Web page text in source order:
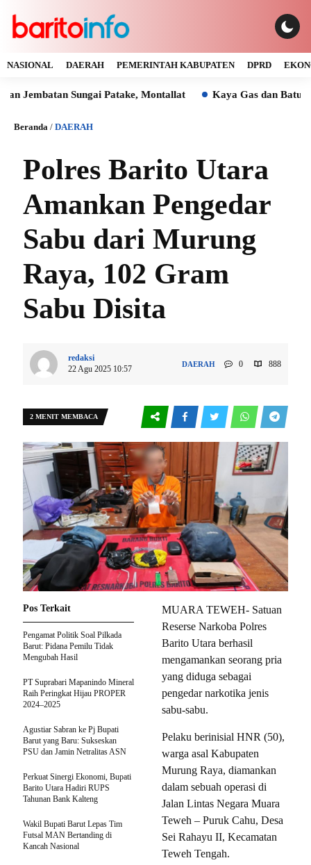
NASIONAL DAERAH PEMERINTAH KABUPATEN DPRD
Sungai Patake, Montallat Kaya Gas dan Batu Bara
Beranda / DAERAH
Polres Barito Utara
Amankan Pengedar
Sabu dari Murung
Raya, 102 Gram
Sabu Disita
redaksi
22 Agu 2025 10:57
DAERAH 0 888
2 MENIT MEMBACA
MUARA TEWEH- Satuan
Reserse Narkoba Polres
Barito Utara berhasil
mengamankan seorang pria
yang diduga sebagai
pengedar narkotika jenis
sabu-sabu.
Pelaku berinisial HNR (50),
warga asal Kabupaten
Murung Raya, diamankan
dalam sebuah operasi di
Jalan Lintas Negara Muara
Teweh – Puruk Cahu, Desa
Sei Rahayu II, Kecamatan
Teweh Tengah.
Pos Terkait
Pengamat Politik Soal Pilkada
Barut: Pidana Pemilu Tidak
Mengubah Hasil
PT Suprabari Mapanindo Mineral
Raih Peringkat Hijau PROPER
2024–2025
Agustiar Sabran ke Pj Bupati
Barut yang Baru: Sukseskan
PSU dan Jamin Netralitas ASN
Perkuat Sinergi Ekonomi, Bupati
Barito Utara Hadiri RUPS
Tahunan Bank Kalteng
Wakil Bupati Barut Lepas Tim
Futsal MAN Bertanding di
Kancah Nasional